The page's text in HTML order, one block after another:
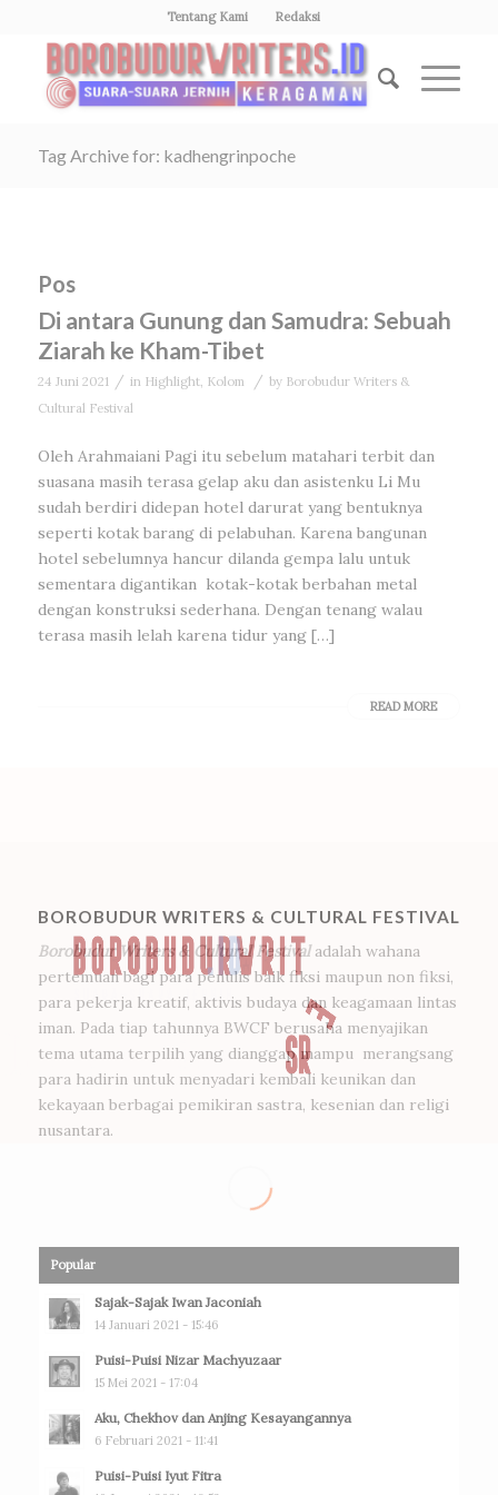
Tentang Kami Redaksi
Tag Archive for: kadhengrinpoche
Pos
Di antara Gunung dan Samudra: Sebuah
Ziarah ke Kham-Tibet
24 Juni 2021 / in Highlight, Kolom / by Borobudur Writers &
Cultural Festival
Oleh Arahmaiani Pagi itu sebelum matahari terbit dan
suasana masih terasa gelap aku dan asistenku Li Mu
sudah berdiri didepan hotel darurat yang bentuknya
seperti kotak barang di pelabuhan. Karena bangunan
hotel sebelumnya hancur dilanda gempa lalu untuk
sementara digantikan kotak-kotak berbahan metal
dengan konstruksi sederhana. Dengan tenang walau
terasa masih lelah karena tidur yang […]
READ MORE
BOROBUDUR WRITERS & CULTURAL FESTIVAL
Borobudur Writers & Cultural Festivaladalah wahana
pertemuan bagi para penulis baik fiksi maupun non fiksi,
para pekerja kreatif, aktivis budaya dan keagamaan lintas
iman. Pada tiap tahunnya BWCF berusaha menyajikan
tema utama terpilih yang dianggap mampu merangsang
para hadirin untuk menyadari kembali keunikan dan
kekayaan berbagai pemikiran sastra, kesenian dan religi
nusantara.
Popular
Sajak-Sajak Iwan Jaconiah
14 Januari 2021 - 15:46
Puisi-Puisi Nizar Machyuzaar
15 Mei 2021 - 17:04
Aku, Chekhov dan Anjing Kesayangannya
6 Februari 2021 - 11:41
Puisi-Puisi Iyut Fitra